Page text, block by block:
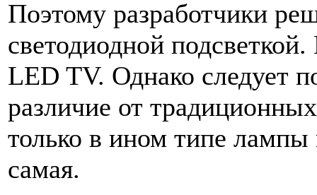
Поэтому разработчики
светодиодной
LED TV. Однако следует
различие от
только в ином типе
самая.